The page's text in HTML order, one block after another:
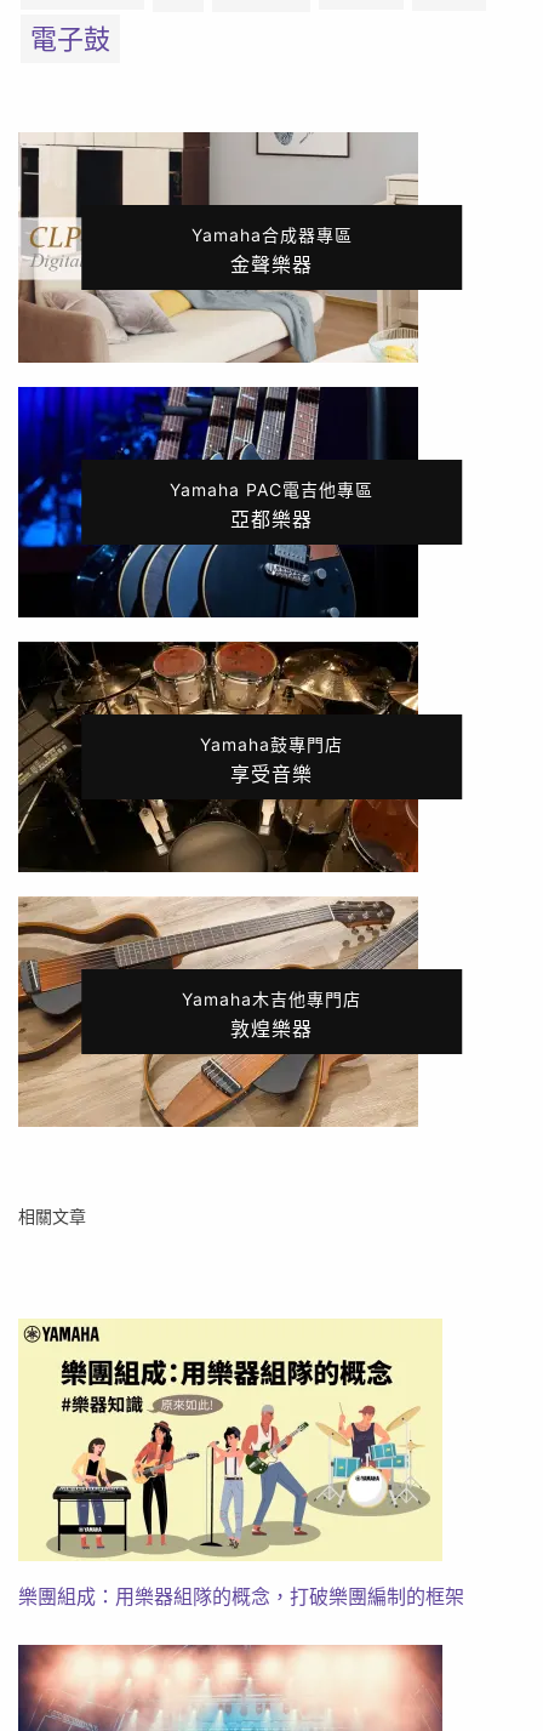
電子鼓
Yamaha合成器專區
金聲樂器
Yamaha PAC電吉他專區
亞都樂器
Yamaha鼓專門店
享受音樂
Yamaha木吉他專門店
敦煌樂器
相關文章
樂團組成：用樂器組隊的概念，打破樂團編制的框架